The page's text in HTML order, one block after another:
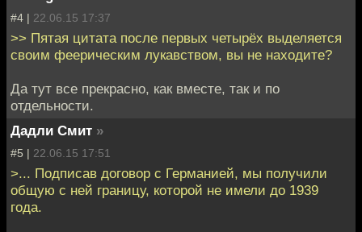
#4 | 22.06.15 17:37
>> Пятая цитата после первых четырёх выделяется
своим феерическим лукавством, вы не находите?
Да тут все прекрасно, как вместе, так и по
отдельности.
Дадли Смит »
#5 | 22.06.15 17:51
>... Подписав договор с Германией, мы получили
общую с ней границу, которой не имели до 1939
года.